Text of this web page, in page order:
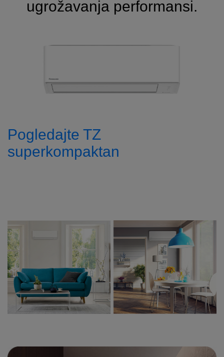
ugrožavanja performansi.
Pogledajte TZ
superkompaktan